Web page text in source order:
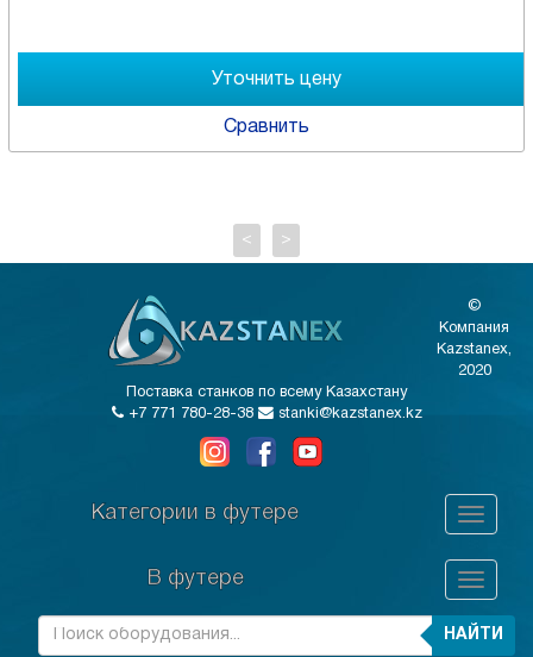
Сравнить
< >
©
Компания
Kazstanex,
2020
Поставка станков по всему Казахстану
+7 771 780-28-38
stanki@kazstanex.kz
Категории в футере
В футере
НАЙТИ